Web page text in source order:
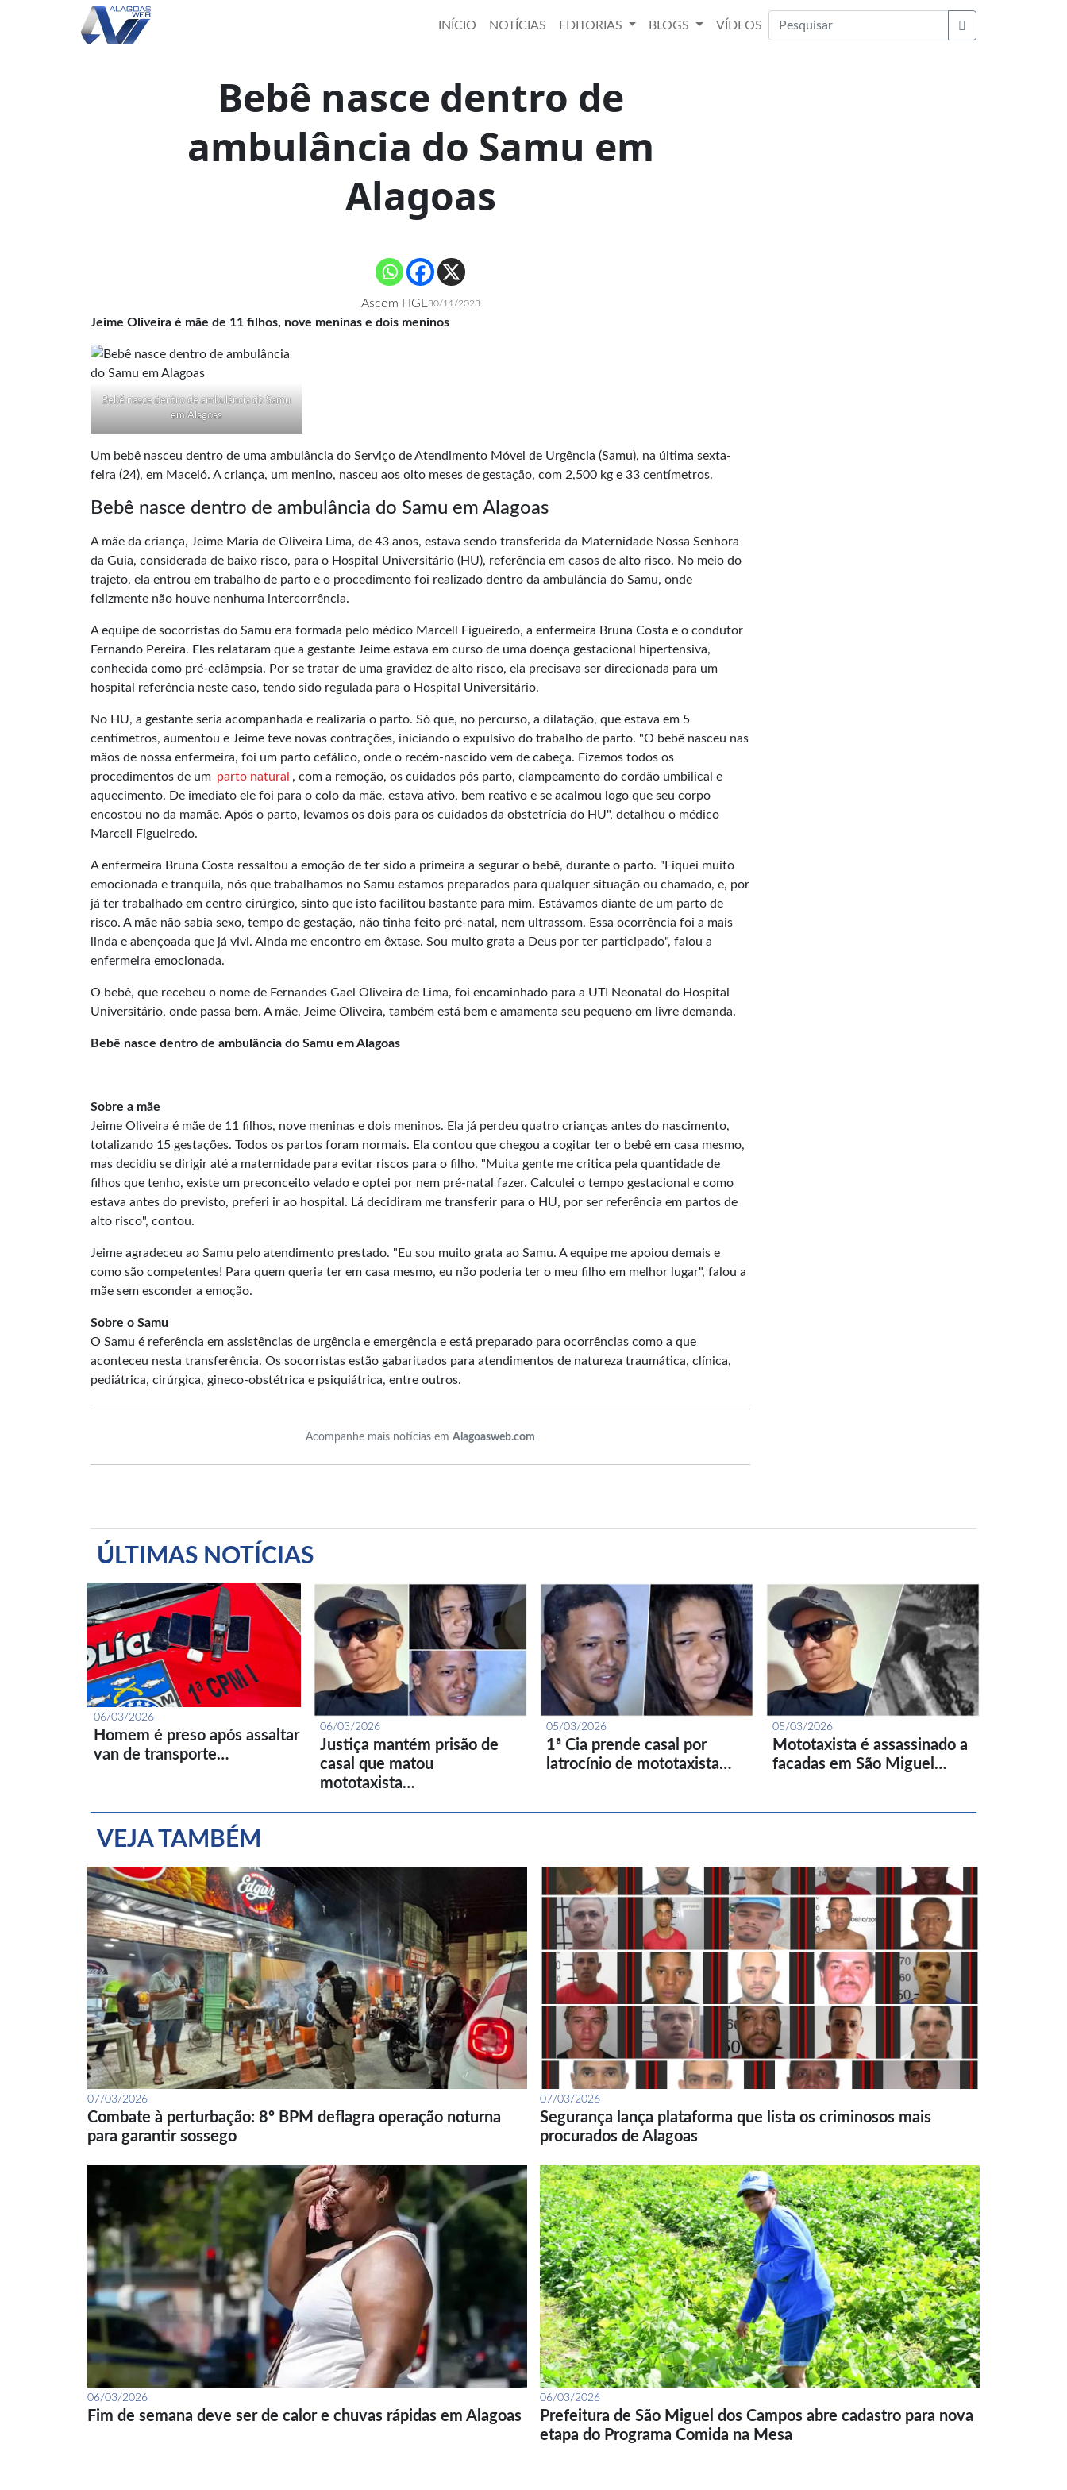
INÍCIO NOTÍCIAS EDITORIAS BLOGS
VÍDEOS
Buscar
Bebê nasce dentro de
ambulância do Samu em
Alagoas
Ascom HGE30/11/2023
Jeime Oliveira é mãe de 11 filhos, nove meninas e dois meninos
Bebê nasce dentro de ambulância do Samu
em Alagoas
Um bebê nasceu dentro de uma ambulância do Serviço de Atendimento Móvel de Urgência (Samu), na última sexta-
feira (24), em Maceió. A criança, um menino, nasceu aos oito meses de gestação, com 2,500 kg e 33 centímetros.
Bebê nasce dentro de ambulância do Samu em Alagoas
A mãe da criança, Jeime Maria de Oliveira Lima, de 43 anos, estava sendo transferida da Maternidade Nossa Senhora
da Guia, considerada de baixo risco, para o Hospital Universitário (HU), referência em casos de alto risco. No meio do
trajeto, ela entrou em trabalho de parto e o procedimento foi realizado dentro da ambulância do Samu, onde
felizmente não houve nenhuma intercorrência.
A equipe de socorristas do Samu era formada pelo médico Marcell Figueiredo, a enfermeira Bruna Costa e o condutor
Fernando Pereira. Eles relataram que a gestante Jeime estava em curso de uma doença gestacional hipertensiva,
conhecida como pré-eclâmpsia. Por se tratar de uma gravidez de alto risco, ela precisava ser direcionada para um
hospital referência neste caso, tendo sido regulada para o Hospital Universitário.
No HU, a gestante seria acompanhada e realizaria o parto. Só que, no percurso, a dilatação, que estava em 5
centímetros, aumentou e Jeime teve novas contrações, iniciando o expulsivo do trabalho de parto. "O bebê nasceu nas
mãos de nossa enfermeira, foi um parto cefálico, onde o recém-nascido vem de cabeça. Fizemos todos os
procedimentos de um parto natural , com a remoção, os cuidados pós parto, clampeamento do cordão umbilical e
aquecimento. De imediato ele foi para o colo da mãe, estava ativo, bem reativo e se acalmou logo que seu corpo
encostou no da mamãe. Após o parto, levamos os dois para os cuidados da obstetrícia do HU", detalhou o médico
Marcell Figueiredo.
A enfermeira Bruna Costa ressaltou a emoção de ter sido a primeira a segurar o bebê, durante o parto. "Fiquei muito
emocionada e tranquila, nós que trabalhamos no Samu estamos preparados para qualquer situação ou chamado, e, por
já ter trabalhado em centro cirúrgico, sinto que isto facilitou bastante para mim. Estávamos diante de um parto de
risco. A mãe não sabia sexo, tempo de gestação, não tinha feito pré-natal, nem ultrassom. Essa ocorrência foi a mais
linda e abençoada que já vivi. Ainda me encontro em êxtase. Sou muito grata a Deus por ter participado", falou a
enfermeira emocionada.
O bebê, que recebeu o nome de Fernandes Gael Oliveira de Lima, foi encaminhado para a UTI Neonatal do Hospital
Universitário, onde passa bem. A mãe, Jeime Oliveira, também está bem e amamenta seu pequeno em livre demanda.
Bebê nasce dentro de ambulância do Samu em Alagoas
Sobre a mãe
Jeime Oliveira é mãe de 11 filhos, nove meninas e dois meninos. Ela já perdeu quatro crianças antes do nascimento,
totalizando 15 gestações. Todos os partos foram normais. Ela contou que chegou a cogitar ter o bebê em casa mesmo,
mas decidiu se dirigir até a maternidade para evitar riscos para o filho. "Muita gente me critica pela quantidade de
filhos que tenho, existe um preconceito velado e optei por nem pré-natal fazer. Calculei o tempo gestacional e como
estava antes do previsto, preferi ir ao hospital. Lá decidiram me transferir para o HU, por ser referência em partos de
alto risco", contou.
Jeime agradeceu ao Samu pelo atendimento prestado. "Eu sou muito grata ao Samu. A equipe me apoiou demais e
como são competentes! Para quem queria ter em casa mesmo, eu não poderia ter o meu filho em melhor lugar", falou a
mãe sem esconder a emoção.
Sobre o Samu
O Samu é referência em assistências de urgência e emergência e está preparado para ocorrências como a que
aconteceu nesta transferência. Os socorristas estão gabaritados para atendimentos de natureza traumática, clínica,
pediátrica, cirúrgica, gineco-obstétrica e psiquiátrica, entre outros.
Acompanhe mais notícias em Alagoasweb.com
ÚLTIMAS NOTÍCIAS
06/03/2026
Homem é preso após assaltar
van de transporte…
06/03/2026
Justiça mantém prisão de
casal que matou
mototaxista…
05/03/2026
1ª Cia prende casal por
latrocínio de mototaxista…
05/03/2026
Mototaxista é assassinado a
facadas em São Miguel…
VEJA TAMBÉM
07/03/2026
Combate à perturbação: 8º BPM deflagra operação noturna
para garantir sossego
07/03/2026
Segurança lança plataforma que lista os criminosos mais
procurados de Alagoas
06/03/2026
Fim de semana deve ser de calor e chuvas rápidas em Alagoas
06/03/2026
Prefeitura de São Miguel dos Campos abre cadastro para nova
etapa do Programa Comida na Mesa